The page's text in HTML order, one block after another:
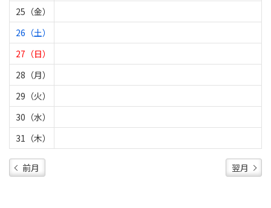
25（金）
26（土）
27（日）
28（月）
29（火）
30（水）
31（木）
前月 翌月